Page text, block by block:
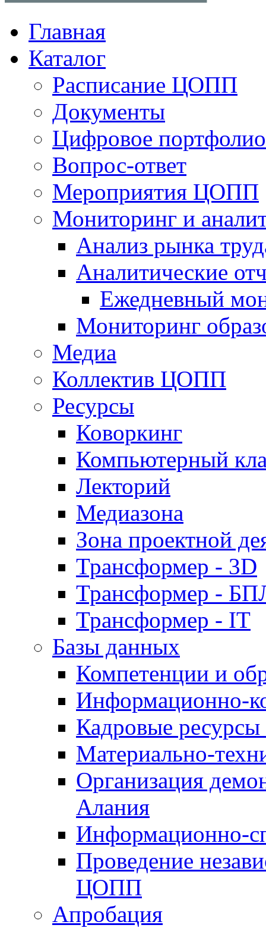
Главная
Каталог
Расписание ЦОПП
Документы
Цифровое портфолио
Вопрос-ответ
Мероприятия ЦОПП
Мониторинг и
Анализ рынка
Аналитические
Ежедневный
Мониторинг
Медиа
Коллектив ЦОПП
Ресурсы
Коворкинг
Компьютерный
Лекторий
Медиазона
Зона проектной
Трансформер - 3D
Трансформер -
Трансформер - IT
Базы данных
Компетенции и
Информационно-
Кадровые
Материально-
Организация
Алания
Информационно-
Проведение
ЦОПП
Апробация